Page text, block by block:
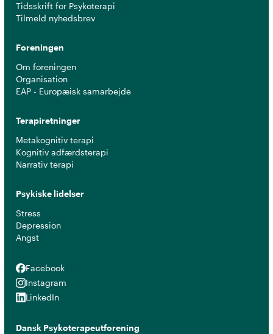
Tidsskrift for Psykoterapi
Tilmeld nyhedsbrev
Foreningen
Om foreningen
Organisation
EAP - Europæisk samarbejde
Terapiretninger
Metakognitiv terapi
Kognitiv adfærdsterapi
Narrativ terapi
Psykiske lidelser
Stress
Depression
Angst
Facebook
Facebook
Instagram
Instagram
LinkedIn
LinkedIn
Dansk Psykoterapeutforening